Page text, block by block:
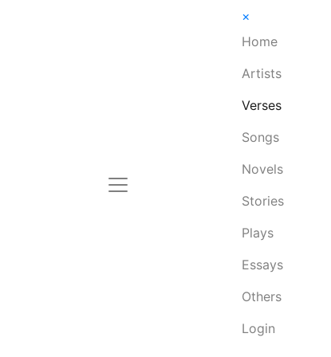
×
Home
Artists
Verses
Songs
Novels
Stories
Plays
Essays
Others
Login